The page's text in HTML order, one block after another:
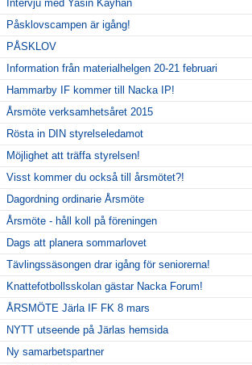
Intervju med Yasin Kayhan
Påsklovscampen är igång!
PÅSKLOV
Information från materialhelgen 20-21 februari
Hammarby IF kommer till Nacka IP!
Årsmöte verksamhetsåret 2015
Rösta in DIN styrelseledamot
Möjlighet att träffa styrelsen!
Visst kommer du också till årsmötet?!
Dagordning ordinarie Årsmöte
Årsmöte - håll koll på föreningen
Dags att planera sommarlovet
Tävlingssäsongen drar igång för seniorerna!
Knattefotbollsskolan gästar Nacka Forum!
ÅRSMÖTE Järla IF FK 8 mars
NYTT utseende på Järlas hemsida
Ny samarbetspartner